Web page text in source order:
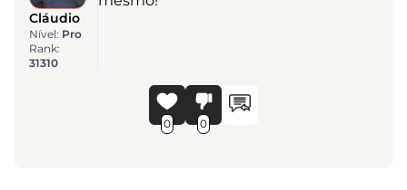
Cláudio
Nível: Pro
Rank:
31310
0 0